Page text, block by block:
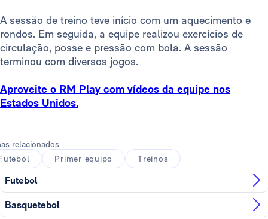
A sessão de treino teve início com um aquecimento e
rondos. Em seguida, a equipe realizou exercícios de
circulação, posse e pressão com bola. A sessão
terminou com diversos jogos.
Aproveite o RM Play com vídeos da equipe nos
Estados Unidos.
relacionados
Primer equipo Treinos
Futebol
Basquetebol